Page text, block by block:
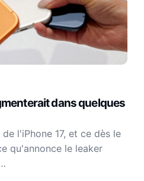
dans quelques
l'iPhone 17, et ce dès le
qu'annonce le leaker